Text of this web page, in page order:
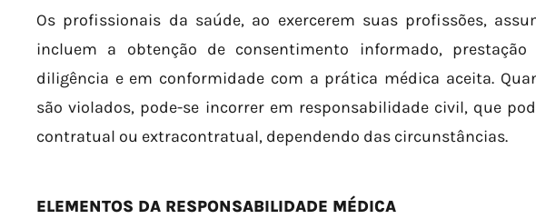
Os profissionais da saúde, ao exercerem suas profissões,
incluem a obtenção de consentimento informado, prestação
diligência e em conformidade com a prática médica aceita.
são violados, pode-se incorrer em responsabilidade civil, que
contratual ou extracontratual, dependendo das circunstâncias.
ELEMENTOS DA RESPONSABILIDADE MÉDICA